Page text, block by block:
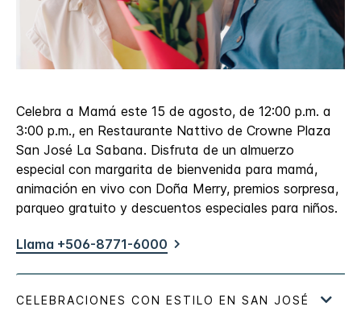
Celebra a Mamá este 15 de agosto, de 12:00 p.m. a
3:00 p.m., en Restaurante Nattivo de Crowne Plaza
San José La Sabana. Disfruta de un almuerzo
especial con margarita de bienvenida para mamá,
animación en vivo con Doña Merry, premios sorpresa,
parqueo gratuito y descuentos especiales para niños.
Llama +506-8771-6000